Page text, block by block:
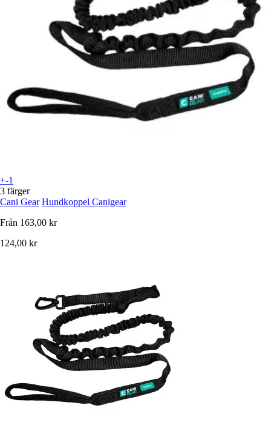
+-1
3 färger
Cani Gear Hundkoppel Canigear
Från 163,00 kr
124,00 kr